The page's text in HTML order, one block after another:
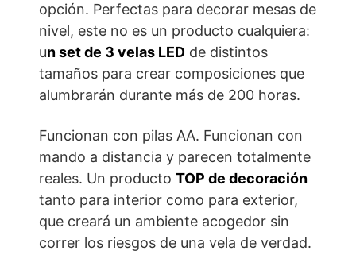
opción. Perfectas para decorar mesas de
nivel, este no es un producto cualquiera:
un set de 3 velas LED de distintos
tamaños para crear composiciones que
alumbrarán durante más de 200 horas.
Funcionan con pilas AA. Funcionan con
mando a distancia y parecen totalmente
reales. Un productoTOP de decoración
tanto para interior como para exterior,
que creará un ambiente acogedor sin
correr los riesgos de una vela de verdad.